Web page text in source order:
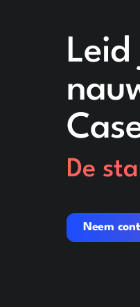
De
Neem
Neem contact